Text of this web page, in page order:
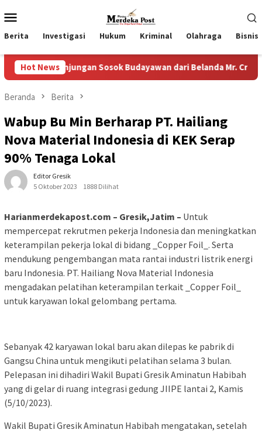
ke
kontenMobile
Berita Investigasi Hukum Kriminal Olahraga Bisnis
Hot News
Sosok Budayawan dari Belanda Mr. Crues Collen
Beranda Berita
Wabup Bu Min Berharap PT. Hailiang
Nova Material Indonesia di KEK Serap
90% Tenaga Lokal
Editor Gresik
5 Oktober 2023
1888 Dilihat
Harianmerdekapost.com – Gresik,Jatim – Untuk
mempercepat rekrutmen pekerja Indonesia dan meningkatkan
keterampilan pekerja lokal di bidang _Copper Foil_. Serta
mendukung pengembangan mata rantai industri listrik energi
baru Indonesia. PT. Hailiang Nova Material Indonesia
mengadakan pelatihan keterampilan terkait _Copper Foil_
untuk karyawan lokal gelombang pertama.
Sebanyak 42 karyawan lokal baru akan dilepas ke pabrik di
Gangsu China untuk mengikuti pelatihan selama 3 bulan.
Pelepasan ini dihadiri Wakil Bupati Gresik Aminatun Habibah
yang di gelar di ruang integrasi gedung JIIPE lantai 2, Kamis
(5/10/2023).
Wakil Bupati Gresik Aminatun Habibah mengatakan, setelah